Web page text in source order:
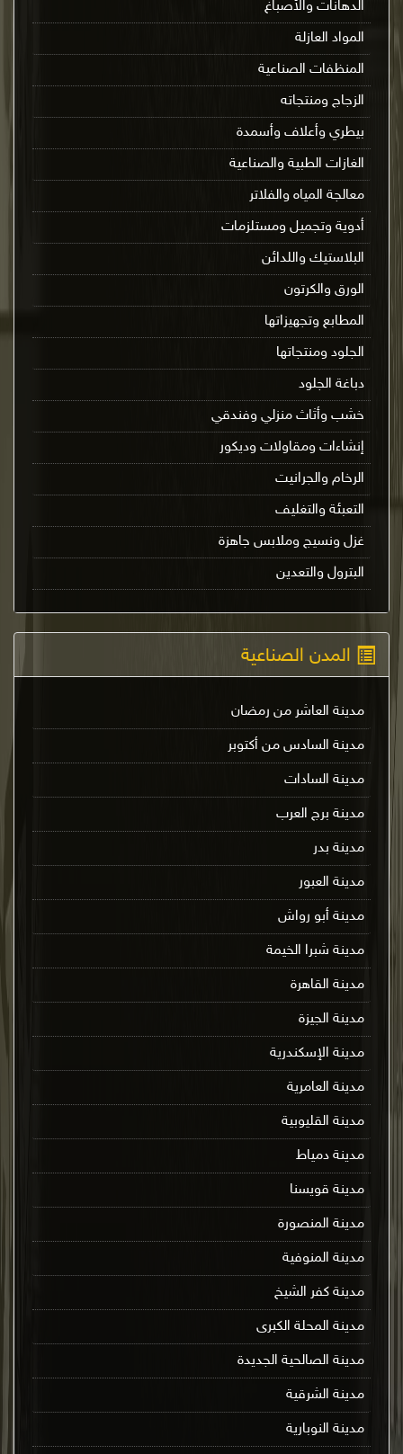
الدهانات والأصباغ
المواد العازلة
المنظفات الصناعية
الزجاج ومنتجاته
بيطري وأعلاف وأسمدة
الغازات الطبية والصناعية
معالجة المياه والفلاتر
أدوية وتجميل ومستلزمات
البلاستيك واللدائن
الورق والكرتون
المطابع وتجهيزاتها
الجلود ومنتجاتها
دباغة الجلود
خشب وأثاث منزلي وفندقي
إنشاءات ومقاولات وديكور
الرخام والجرانيت
التعبئة والتغليف
غزل ونسيج وملابس جاهزة
البترول والتعدين
المدن الصناعية
مدينة العاشر من رمضان
مدينة السادس من أكتوبر
مدينة السادات
مدينة برج العرب
مدينة بدر
مدينة العبور
مدينة أبو رواش
مدينة شبرا الخيمة
مدينة القاهرة
مدينة الجيزة
مدينة الإسكندرية
مدينة العامرية
مدينة القليوبية
مدينة دمياط
مدينة قويسنا
مدينة المنصورة
مدينة المنوفية
مدينة كفر الشيخ
مدينة المحلة الكبرى
مدينة الصالحية الجديدة
مدينة الشرقية
مدينة النوبارية